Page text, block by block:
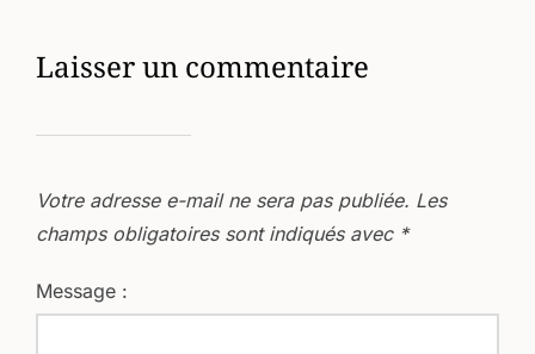
Laisser un commentaire
Votre adresse e-mail ne sera pas publiée. Les
champs obligatoires sont indiqués avec *
Message :